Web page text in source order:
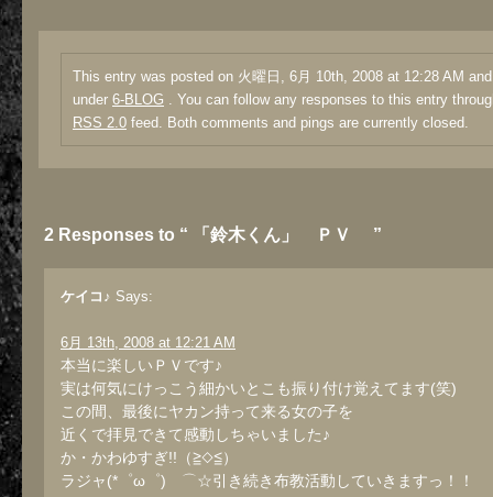
This entry was posted on 火曜日, 6月 10th, 2008 at 12:28 AM
under 6-BLOG . You can follow any responses to this entry
RSS 2.0 feed. Both comments and pings are currently closed.
2 Responses to “ 「鈴木くん」 ＰＶ ”
ケイコ♪ Says:
6月 13th, 2008 at 12:21 AM
本当に楽しいＰＶです♪
実は何気にけっこう細かいとこも振り付け覚えてます(笑)
この間、最後にヤカン持って来る女の子を
近くで拝見できて感動しちゃいました♪
か・かわゆすぎ!!（≧◇≦）
ラジャ(*゜ω゜)ゞ⌒☆引き続き布教活動していきますっ！！